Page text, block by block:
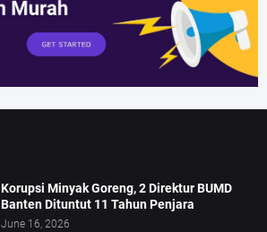
Korupsi Minyak Goreng, 2 Direktur BUMD
Banten Dituntut 11 Tahun Penjara
June 16, 2026